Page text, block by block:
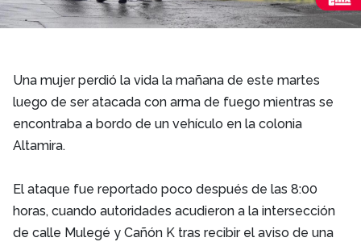
Una mujer perdió la vida la mañana de este martes
luego de ser atacada con arma de fuego mientras se
encontraba a bordo de un vehículo en la colonia
Altamira.
El ataque fue reportado poco después de las 8:00
horas, cuando autoridades acudieron a la intersección
de calle Mulegé y Cañón K tras recibir el aviso de una